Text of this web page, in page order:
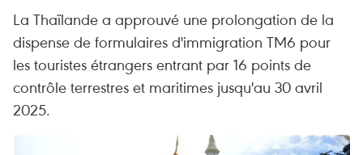
La Thaïlande a approuvé une prolongation de la
dispense de formulaires d'immigration TM6 pour
les touristes étrangers entrant par 16 points de
contrôle terrestres et maritimes jusqu'au 30 avril
2025.